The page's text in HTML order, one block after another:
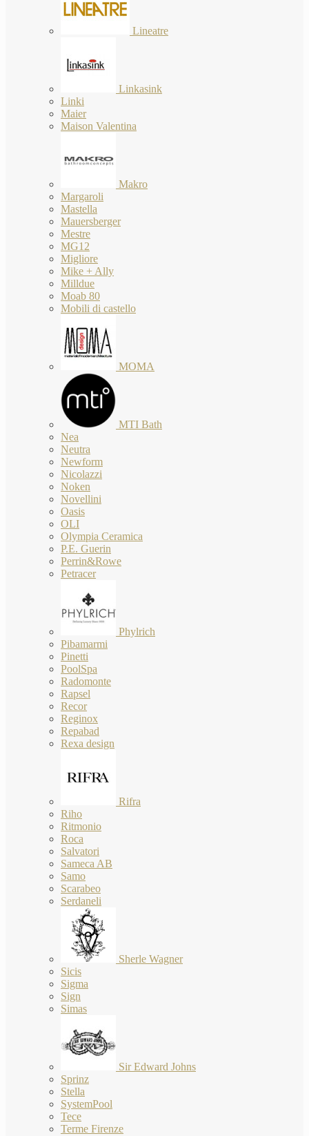
Lineatre
Linkasink
Linki
Maier
Maison Valentina
Makro
Margaroli
Mastella
Mauersberger
Mestre
MG12
Migliore
Mike + Ally
Milldue
Moab 80
Mobili di castello
MOMA
MTI Bath
Nea
Neutra
Newform
Nicolazzi
Noken
Novellini
Oasis
OLI
Olympia Ceramica
P.E. Guerin
Perrin&Rowe
Petracer
Phylrich
Pibamarmi
Pinetti
PoolSpa
Radomonte
Rapsel
Recor
Reginox
Repabad
Rexa design
Rifra
Riho
Ritmonio
Roca
Salvatori
Sameca AB
Samo
Scarabeo
Serdaneli
Sherle Wagner
Sicis
Sigma
Sign
Simas
Sir Edward Johns
Sprinz
Stella
SystemPool
Tece
Terme Firenze